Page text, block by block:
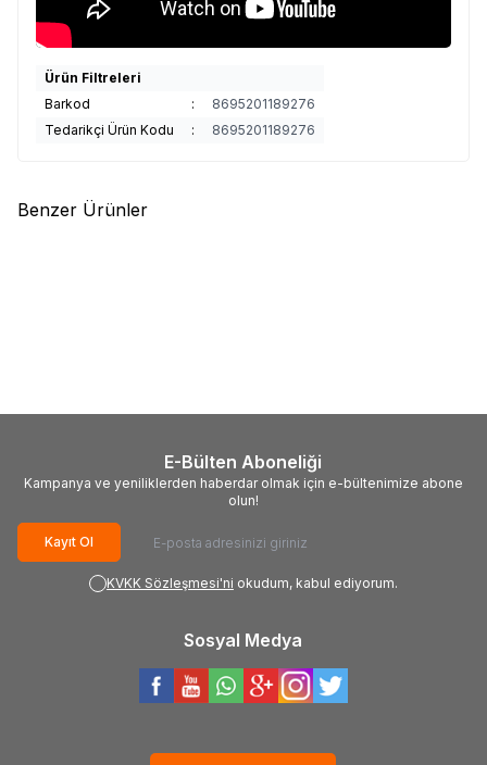
Ürün Filtreleri
Barkod
:
8695201189276
Tedarikçi Ürün Kodu
: 8695201189276
Benzer Ürünler
E-Bülten Aboneliği
Kampanya ve yeniliklerden haberdar olmak için e-bültenimize abone
olun!
Kayıt Ol
KVKK Sözleşmesi'ni okudum, kabul ediyorum.
Sosyal Medya